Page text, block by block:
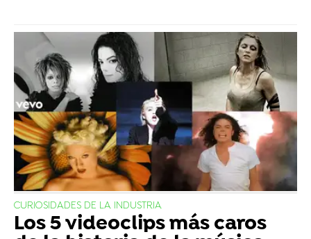
CURIOSIDADES DE LA INDUSTRIA
Los 5 videoclips más caros